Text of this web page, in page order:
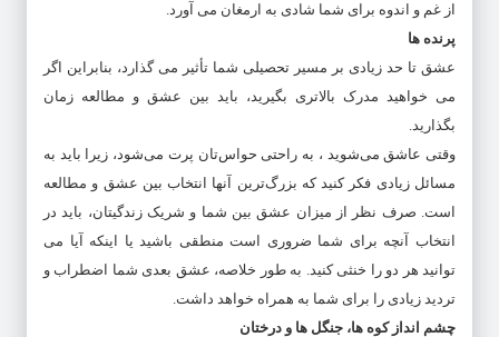
از غم و اندوه برای شما شادی به ارمغان می آورد.
پرنده ها
عشق تا حد زیادی بر مسیر تحصیلی شما تأثیر می گذارد، بنابراین اگر
می خواهید مدرک بالاتری بگیرید، باید بین عشق و مطالعه زمان
بگذارید.
وقتی عاشق می‌شوید ، به راحتی حواس‌تان پرت می‌شود، زیرا باید به
مسائل زیادی فکر کنید که بزرگ‌ترین آنها انتخاب بین عشق و مطالعه
است. صرف نظر از میزان عشق بین شما و شریک زندگیتان، باید در
انتخاب آنچه برای شما ضروری است منطقی باشید یا اینکه آیا می
توانید هر دو را خنثی کنید. به طور خلاصه، عشق بعدی شما اضطراب و
تردید زیادی را برای شما به همراه خواهد داشت.
چشم انداز کوه ها، جنگل ها و درختان